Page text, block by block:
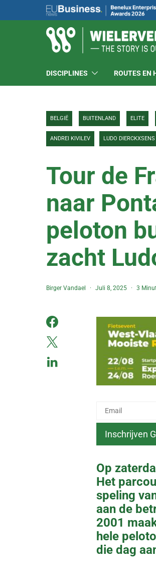
DISCIPLINES ROUTES EN
BELGIË BUITENLAND ELITE
ANDREI KIVILEV LUDO DIERCKXSENS
Tour de
naar
peloton
zacht
Birger Vandael Juli 8, 2025 3
Op
Het
speling
aan de
2001
hele
die dag